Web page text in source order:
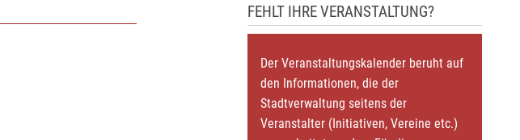
FEHLT IHRE VERANSTALTUNG?
Der Veranstaltungskalender beruht auf
den Informationen, die der
Stadtverwaltung seitens der
Veranstalter (Initiativen, Vereine etc.)